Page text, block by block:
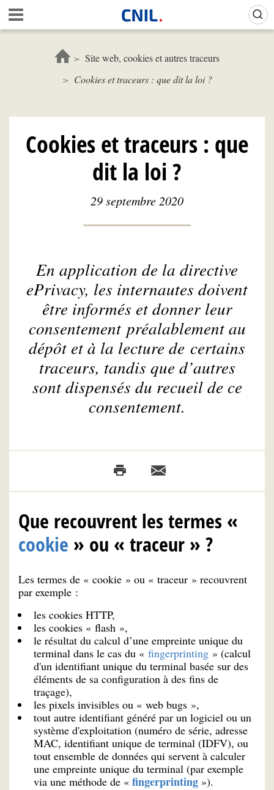
Aller
au
contenu
c
i
C
Site web, cookies et autres traceurs
Cookies et traceurs : que dit la loi ?
Cookies et traceurs : que
dit la loi ?
29 septembre 2020
En application de la directive
ePrivacy, les internautes doivent
être informés et donner leur
consentement préalablement au
dépôt et à la lecture de certains
traceurs, tandis que d’autres
sont dispensés du recueil de ce
consentement.
Que recouvrent les termes «
cookie » ou « traceur » ?
Les termes de « cookie » ou « traceur » recouvrent
par exemple :
les cookies HTTP,
les cookies « flash »,
le résultat du calcul d’une empreinte unique du
terminal dans le cas du « fingerprinting » (calcul
d'un identifiant unique du terminal basée sur des
éléments de sa configuration à des fins de
traçage),
les pixels invisibles ou « web bugs »,
tout autre identifiant généré par un logiciel ou un
système d'exploitation (numéro de série, adresse
MAC, identifiant unique de terminal (IDFV), ou
tout ensemble de données qui servent à calculer
une empreinte unique du terminal (par exemple
via une méthode de « fingerprinting »).
Gestion de vos préférences sur les cookies (témoins de connexion)